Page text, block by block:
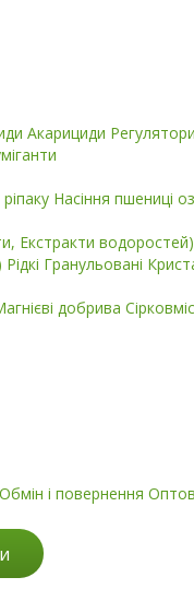
Акарициди
Насіння пшениці
Екстракти водоростей)
Рідкі Гранульовані
добрива
Обмін і повернення